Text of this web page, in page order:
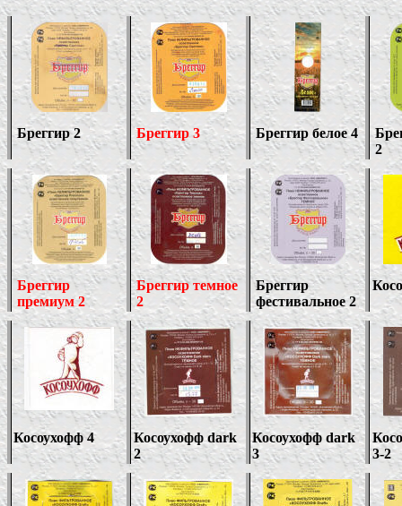
Бреггир 2 Бреггир 3 Бреггир белое 4
2
Бреггир
премиум 2
Бреггир темное
2
Бреггир
фестивальное 2
Косоухофф 4 Косоухоффdark
2
Косоухофф dark
3
3-2